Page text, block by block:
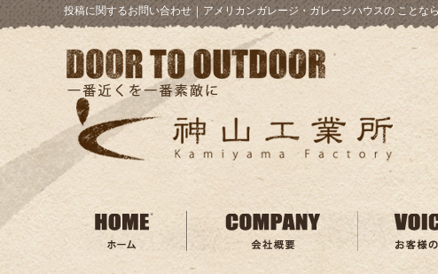
投稿に関するお問い合わせ｜ アメリカンガレージ・ガレージハウスの ことな